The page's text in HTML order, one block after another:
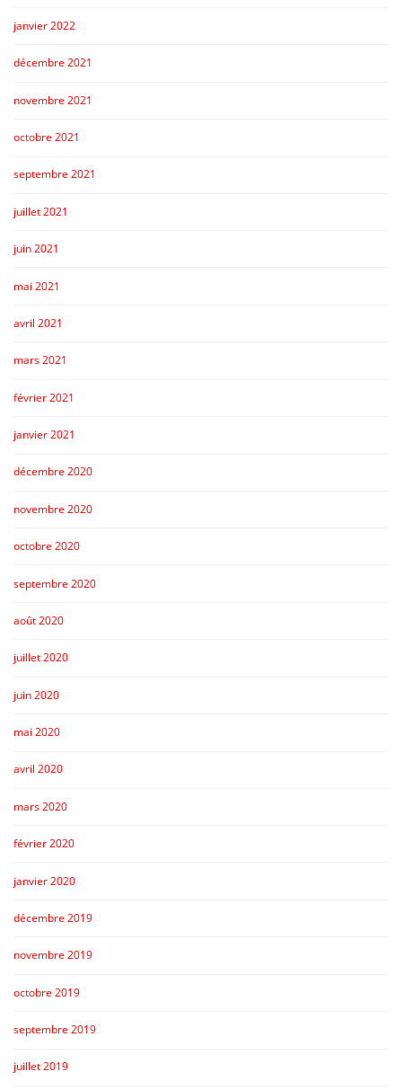
janvier 2022
décembre 2021
novembre 2021
octobre 2021
septembre 2021
juillet 2021
juin 2021
mai 2021
avril 2021
mars 2021
février 2021
janvier 2021
décembre 2020
novembre 2020
octobre 2020
septembre 2020
août 2020
juillet 2020
juin 2020
mai 2020
avril 2020
mars 2020
février 2020
janvier 2020
décembre 2019
novembre 2019
octobre 2019
septembre 2019
juillet 2019